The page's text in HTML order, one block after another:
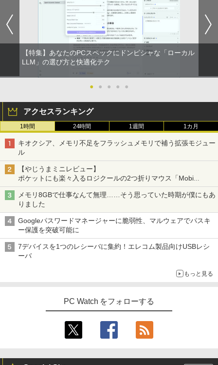
で描きました [ momo ]
￥1,518
Xiaomi シャオミ REDMI Buds 8 Lite ワイヤ
レスイヤホン Bluetooth 5.4 ノイズキャンセ
リング ANC 36時間再生
￥2,980
￥250
ベルレス 650mlPET×24本
￥1,653
￥594
【特集】あなたのPCスペックにドンピシャな「ローカル
LLM」の選び方と快適化テク
● ● ● ● ●
アクセスランキング
1時間 24時間 1週間 1カ月
キオクシア、メモリ不足をフラッシュメモリで補う拡張モジュー
ル
【やじうまミニレビュー】
ポケットにも楽々入るロジクールの2つ折りマウス「Mobi
Fold」。その気になるギミックとは？
メモリ8GBで仕事なんて無理……そう思っていた時期が僕にもあ
りました
Googleパスワードマネージャーに脆弱性、マルウェアでパスキ
ー保護を突破可能に
7デバイスを1つのレシーバに集約！エレコム製品向けUSBレシ
ーバ
もっと見る
PC Watch をフォローする